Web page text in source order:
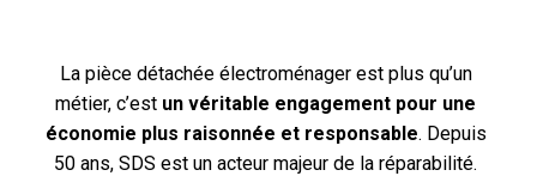
La pièce détachée électroménager est plus qu’un
métier, c’est un véritable engagement pour une
économie plus raisonnée et responsable. Depuis
50 ans, SDS est un acteur majeur de la réparabilité.